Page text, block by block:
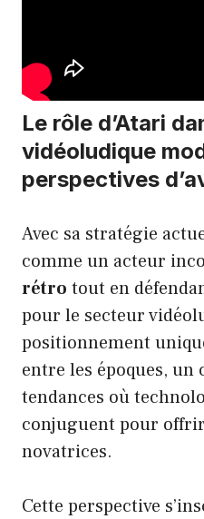
Le rôle d’Atari
vidéoludique
perspectives
Avec sa stratégie
comme un acteur
rétro tout en
pour le secteur
positionnement
entre les époques, un
tendances où
conjuguent pour
novatrices.
Cette perspective